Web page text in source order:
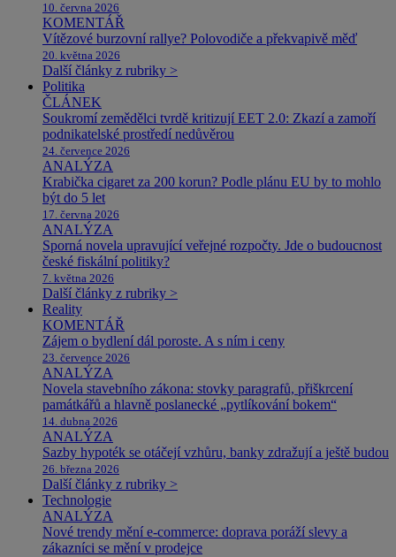
10. června 2026
KOMENTÁŘ
Vítězové burzovní rallye? Polovodiče a překvapivě měď
20. května 2026
Další články z rubriky >
Politika
ČLÁNEK
Soukromí zemědělci tvrdě kritizují EET 2.0: Zkazí a zamoří
podnikatelské prostředí nedůvěrou
24. července 2026
ANALÝZA
Krabička cigaret za 200 korun? Podle plánu EU by to mohlo
být do 5 let
17. června 2026
ANALÝZA
Sporná novela upravující veřejné rozpočty. Jde o budoucnost
české fiskální politiky?
7. května 2026
Další články z rubriky >
Reality
KOMENTÁŘ
Zájem o bydlení dál poroste. A s ním i ceny
23. července 2026
ANALÝZA
Novela stavebního zákona: stovky paragrafů, přiškrcení
památkářů a hlavně poslanecké „pytlíkování bokem“
14. dubna 2026
ANALÝZA
Sazby hypoték se otáčejí vzhůru, banky zdražují a ještě budou
26. března 2026
Další články z rubriky >
Technologie
ANALÝZA
Nové trendy mění e-commerce: doprava poráží slevy a
zákazníci se mění v prodejce